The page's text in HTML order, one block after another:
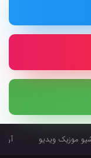
موزیک ویدیو